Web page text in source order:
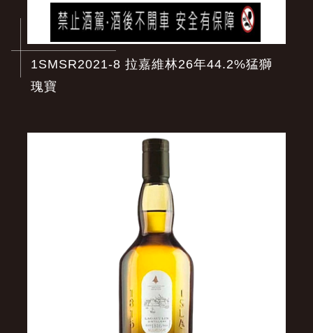
1SMSR2021-8 拉嘉維林26年44.2%猛獅
瑰寶